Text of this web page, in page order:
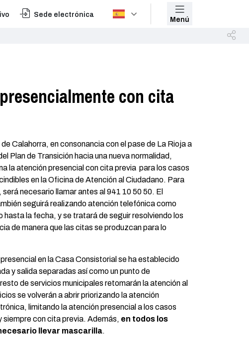
Sede electrónica
Menú
con cita
Calahorra, en consonancia con el pase de La Rioja a
Plan de Transición hacia una nueva normalidad,
la atención presencial con cita previa para los casos
en la Oficina de Atención al Ciudadano. Para
necesario llamar antes al 941 10 50 50. El
seguirá realizando atención telefónica como
hasta la fecha, y se tratará de seguir resolviendo los
de manera que las citas se produzcan para lo
en la Casa Consistorial se ha establecido
y salida separadas así como un punto de
de servicios municipales retomarán la atención al
se volverán a abrir priorizando la atención
limitando la atención presencial a los casos
siempre con cita previa. Además, en todos los
llevar mascarilla.